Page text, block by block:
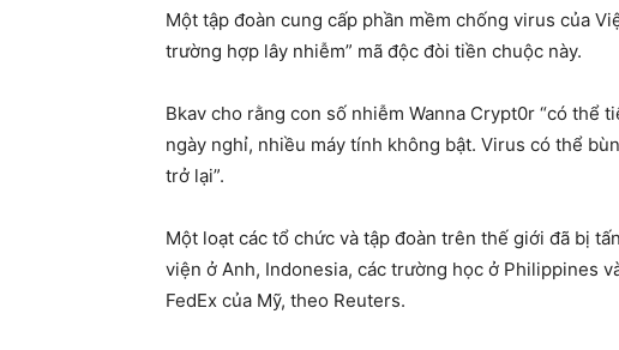
Một tập đoàn cung cấp phần mềm chống virus của
trường hợp lây nhiễm” mã độc đòi tiền chuộc này.
Bkav cho rằng con số nhiễm Wanna Crypt0r “có thể
ngày nghỉ, nhiều máy tính không bật. Virus có thể
trở lại”.
Một loạt các tổ chức và tập đoàn trên thế giới đã bị
viện ở Anh, Indonesia, các trường học ở Philippines
FedEx của Mỹ, theo Reuters.